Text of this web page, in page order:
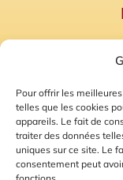
Pour offrir les
telles que les cookies
appareils. Le fait de
traiter des données
uniques sur ce site. Le
consentement peut
Mentions